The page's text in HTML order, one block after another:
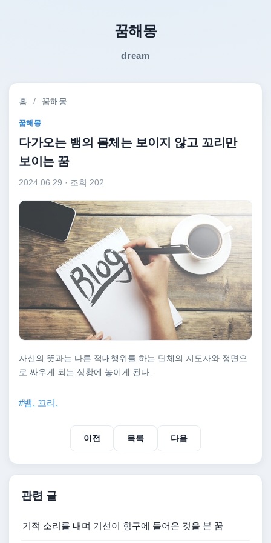
꿈해몽
dream
홈 / 꿈해몽
꿈해몽
다가오는 뱀의 몸체는 보이지 않고 꼬리만
보이는 꿈
2024.06.29 · 조회 202
자신의 뜻과는 다른 적대행위를 하는 단체의 지도자와 정면으
로 싸우게 되는 상황에 놓이게 된다.
#뱀, 꼬리,
이전 목록 다음
관련 글
기적 소리를 내며 기선이 항구에 들어온 것을 본 꿈